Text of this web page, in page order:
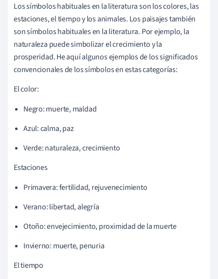
Los símbolos habituales en la literatura son los colores, las
estaciones, el tiempo y los animales. Los paisajes también
son símbolos habituales en la literatura. Por ejemplo, la
naturaleza puede simbolizar el crecimiento y la
prosperidad. He aquí algunos ejemplos de los significados
convencionales de los símbolos en estas categorías:
El color:
Negro: muerte, maldad
Azul: calma, paz
Verde: naturaleza, crecimiento
Estaciones
Primavera: fertilidad, rejuvenecimiento
Verano: libertad, alegría
Otoño: envejecimiento, proximidad de la muerte
Invierno: muerte, penuria
El tiempo